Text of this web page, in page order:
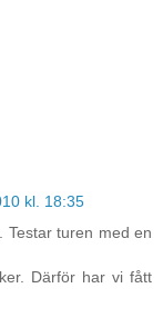
kl. 18:35
Testar turen med en
Därför har vi fått